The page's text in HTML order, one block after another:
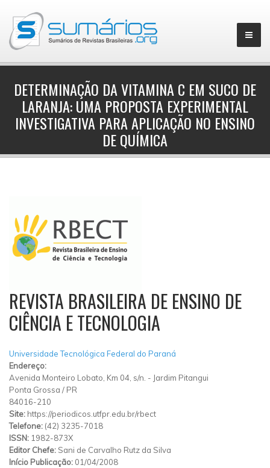
DETERMINAÇÃO DA VITAMINA C EM SUCO DE
LARANJA: UMA PROPOSTA EXPERIMENTAL
INVESTIGATIVA PARA APLICAÇÃO NO ENSINO
DE QUÍMICA
REVISTA BRASILEIRA DE ENSINO DE
CIÊNCIA E TECNOLOGIA
Universidade Tecnológica Federal do Paraná
Endereço:
Avenida Monteiro Lobato, Km 04, s/n. - Jardim Pitangui
Ponta Grossa / PR
84016-210
Site: https://periodicos.utfpr.edu.br/rbect
Telefone: (42) 3235-7018
ISSN: 1982-873X
Editor Chefe: Sani de Carvalho Rutz da Silva
Início Publicação: 01/04/2008